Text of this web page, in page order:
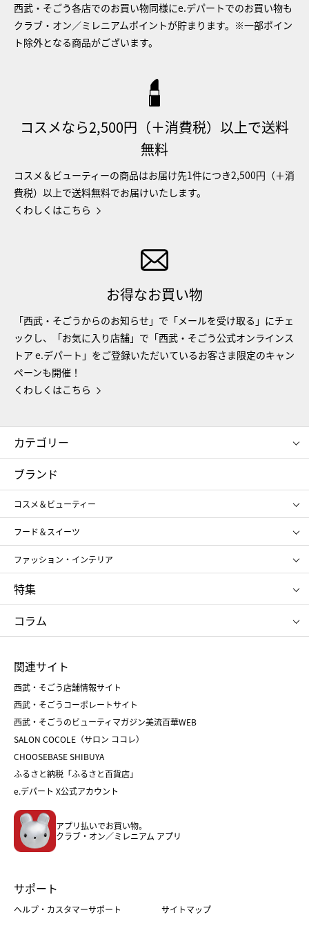
西武・そごう各店でのお買い物同様にe.デパートでのお買い物も
クラブ・オン／ミレニアムポイントが貯まります。※一部ポイン
ト除外となる商品がございます。
コスメなら2,500円（＋消費税）以上で送料
無料
コスメ＆ビューティーの商品はお届け先1件につき2,500円（＋消
費税）以上で送料無料でお届けいたします。
くわしくはこちら
お得なお買い物
「西武・そごうからのお知らせ」で「メールを受け取る」にチェ
ックし、「お気に入り店舗」で「西武・そごう公式オンラインス
トア e.デパート」をご登録いただいているお客さま限定のキャン
ペーンも開催！
くわしくはこちら
カテゴリー
コスメ＆ビューティー
ギフト
レディース
メンズ
スポーツ・アウトドア
お中元
お歳暮
ブランド
コスメ＆ビューティー
SHISEIDO
ポール&ジョー ボーテ
ジルスチュアート
NARS
RMK
クリニーク
SK-Ⅱ
フード＆スイーツ
アンリ・シャルパンティエ
ゴディバ
新宿高野
たねや
ねんりん家
ファッション・インテリア
ポロ ラルフ ローレン
タケオ キクチ
ママ＆キッズ
シュタイフ
特集
お中元
ひな人形
五月人形
父の日
クリスマスケーキ
ホワイトデー
コラム
菓子折り
和菓子
人気のギフト
バレンタイン
ホワイトデー
おせち
フード
ホーム・キッチン＆アート
関連サイト
西武・そごう店舗情報サイト
西武・そごうコーポレートサイト
西武・そごうのビューティマガジン美流百華WEB
SALON COCOLE（サロン ココレ）
CHOOSEBASE SHIBUYA
ふるさと納税「ふるさと百貨店」
e.デパート X公式アカウント
アプリ払いでお買い物。
クラブ・オン／ミレニアム アプリ
サポート
ヘルプ・カスタマーサポート サイトマップ